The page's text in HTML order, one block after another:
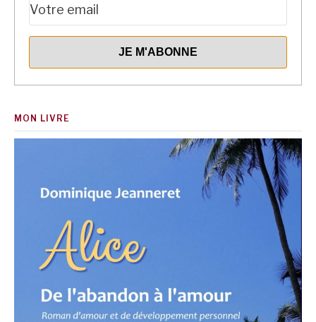
MON LIVRE